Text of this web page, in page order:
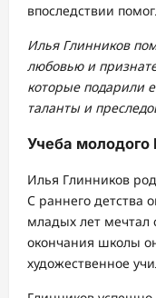
впоследствии
Илья Глинников
любовью и
которые подарили
таланты и
Учеба молодого
Илья Глинников
С раннего детства
младых лет мечтал
окончания школы
художественное